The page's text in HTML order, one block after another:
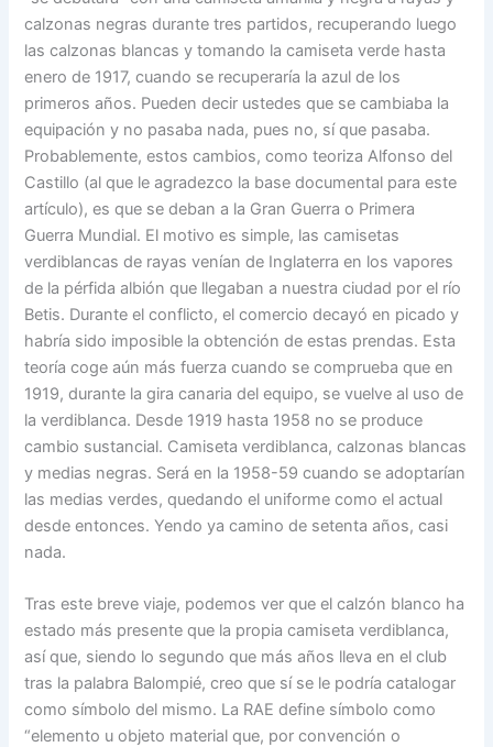
calzonas negras durante tres partidos, recuperando luego
las calzonas blancas y tomando la camiseta verde hasta
enero de 1917, cuando se recuperaría la azul de los
primeros años. Pueden decir ustedes que se cambiaba la
equipación y no pasaba nada, pues no, sí que pasaba.
Probablemente, estos cambios, como teoriza Alfonso del
Castillo (al que le agradezco la base documental para este
artículo), es que se deban a la Gran Guerra o Primera
Guerra Mundial. El motivo es simple, las camisetas
verdiblancas de rayas venían de Inglaterra en los vapores
de la pérfida albión que llegaban a nuestra ciudad por el río
Betis. Durante el conflicto, el comercio decayó en picado y
habría sido imposible la obtención de estas prendas. Esta
teoría coge aún más fuerza cuando se comprueba que en
1919, durante la gira canaria del equipo, se vuelve al uso de
la verdiblanca. Desde 1919 hasta 1958 no se produce
cambio sustancial. Camiseta verdiblanca, calzonas blancas
y medias negras. Será en la 1958-59 cuando se adoptarían
las medias verdes, quedando el uniforme como el actual
desde entonces. Yendo ya camino de setenta años, casi
nada.
Tras este breve viaje, podemos ver que el calzón blanco ha
estado más presente que la propia camiseta verdiblanca,
así que, siendo lo segundo que más años lleva en el club
tras la palabra Balompié, creo que sí se le podría catalogar
como símbolo del mismo. La RAE define símbolo como
“elemento u objeto material que, por convención o